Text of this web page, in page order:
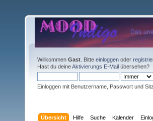
Willkommen Gast . Bitte einloggen oder
Hast du deineAktivierungs E-Mail übersehen?
Einloggen mit Benutzername, Passwort und
Übersicht Hilfe Suche Kalender